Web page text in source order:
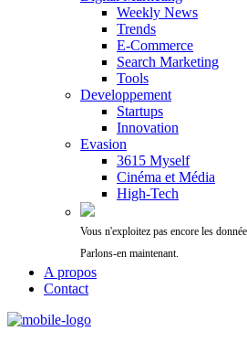
Weekly News
Trends
E-Commerce
Search Marketing
Tools
Developpement
Startups
Innovation
Evasion
3615 Myself
Cinéma et Média
High-Tech
Vous n'exploitez pas encore les
Parlons-en maintenant.
A propos
Contact